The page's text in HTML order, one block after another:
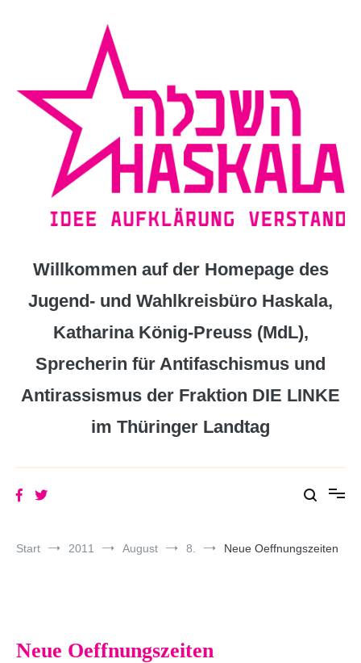
Willkommen auf der Homepage des
Jugend- und Wahlkreisbüro Haskala,
Katharina König-Preuss (MdL),
Sprecherin für Antifaschismus und
Antirassismus der Fraktion DIE LINKE
im Thüringer Landtag
Start 2011 August 8. Neue Oeffnungszeiten
Neue Oeffnungszeiten